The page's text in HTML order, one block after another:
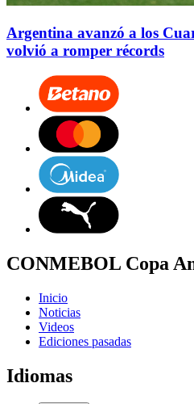
Argentina avanzó a los
volvió a romper récords
CONMEBOL Copa
Inicio
Noticias
Videos
Ediciones pasadas
Idiomas